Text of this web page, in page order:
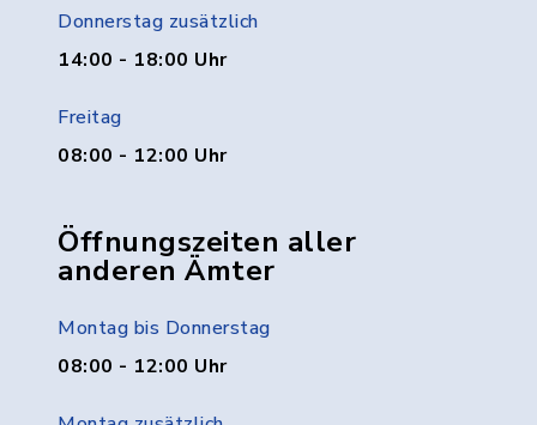
Donnerstag zusätzlich
14:00 - 18:00 Uhr
Freitag
08:00 - 12:00 Uhr
Öffnungszeiten aller
anderen Ämter
Montag bis Donnerstag
08:00 - 12:00 Uhr